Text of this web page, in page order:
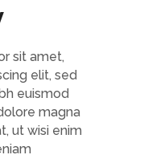
sit amet,
elit, sed
euismod
magna
ut wisi enim